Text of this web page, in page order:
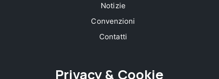
Notizie
Convenzioni
Contatti
Privacy & Cookie